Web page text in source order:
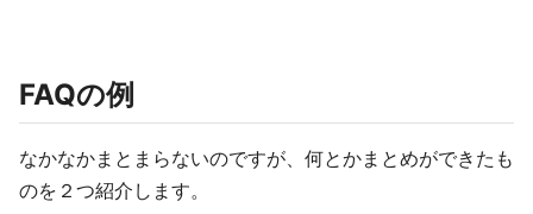
FAQの例
なかなかまとまらないのですが、何とかまとめができたも
のを２つ紹介します。